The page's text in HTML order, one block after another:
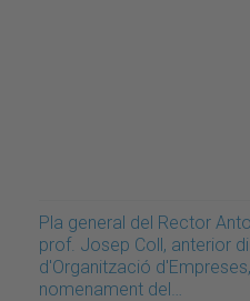
Pla general del Rector
prof. Josep Coll, anterior
d'Organització
nomenament del…